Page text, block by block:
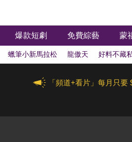
爆款短劇 免費綜藝 蒙
蠟筆小新馬拉松 龍傲天 好料不藏
「頻道+看片」每月只要